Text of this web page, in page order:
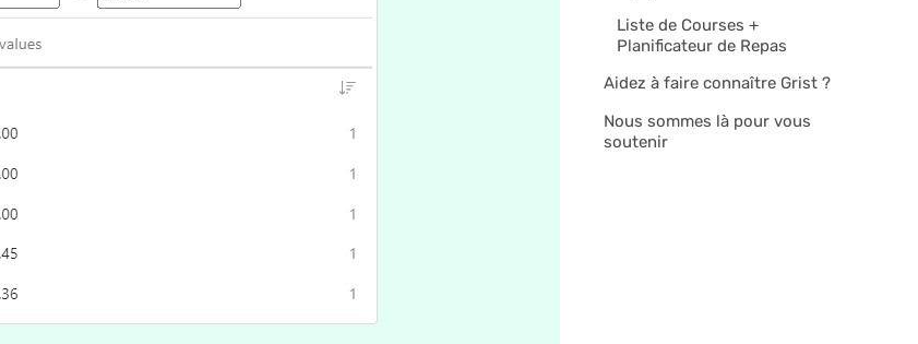
Liste de Courses +
Planificateur de Repas
Aidez à faire connaître Grist ?
Nous sommes là pour vous
soutenir